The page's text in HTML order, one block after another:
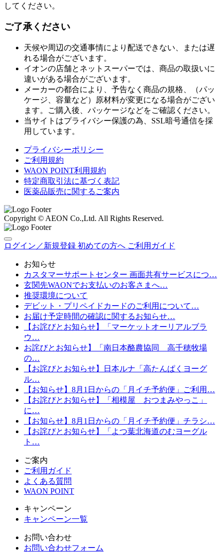
してください。
ご了承ください
天候や周辺の交通事情により配送できない、または遅
れる場合がございます。
イオンの店舗とネットスーパーでは、商品の取扱いに
違いがある場合がございます。
メーカーの都合により、予告なく商品の規格、（パッ
ケージ、容量など）原材料が変更になる場合がござい
ます。ご購入後、パッケージなどをご確認ください。
当サイトはプライバシー保護の為、SSL暗号通信を採
用しています。
プライバシーポリシー
ご利用規約
WAON POINT利用規約
特定商取引法に基づく表記
医薬品販売に関するご案内
Copyright © AEON Co.,Ltd. All Rights Reserved.
ログイン／新規登録 初めての方へ ご利用ガイド
お知らせ
カスタマーサポートセンター 画面共有サービスにつ…
玄関先WAONでお支払いのお客さまへ…
推奨環境について
デビット・プリペイドカードのご利用について…
お届け予定時間の確認に関するお知らせ…
【お詫びとお知らせ】「マーケットオーリアルブラ
ウ…
お詫びとお知らせ】「南日本酪農協同 高千穂牧場
の…
【お詫びとお知らせ】日本ルナ「高たんぱくヨーグ
ル…
【お知らせ】8月1日からの「月イチ予約便」ご利用…
【お詫びとお知らせ】「相模屋 おつまみやっこ」
に…
【お知らせ】8月1日からの「月イチ予約便」チラシ…
【お詫びとお知らせ】「よつ葉北海道のむヨーグル
ト…
ご案内
ご利用ガイド
よくある質問
WAON POINT
キャンペーン
キャンペーン一覧
お問い合わせ
お問い合わせフォーム